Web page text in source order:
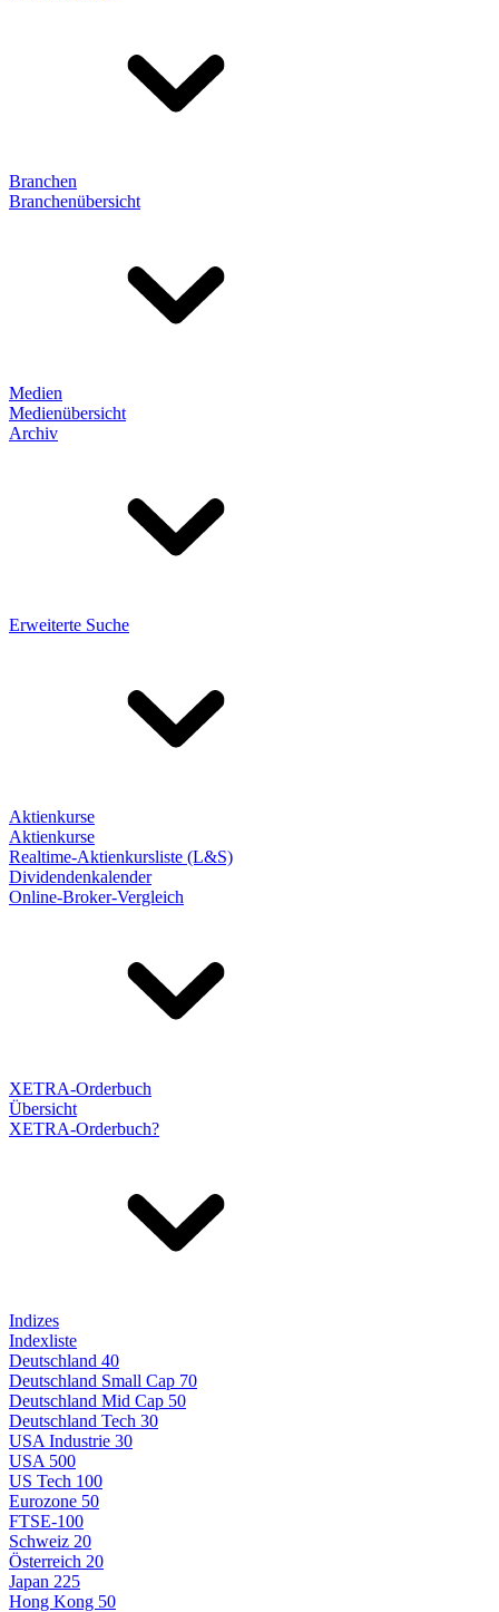
Branchen
Branchenübersicht
Medien
Medienübersicht
Archiv
Erweiterte Suche
Aktienkurse
Aktienkurse
Realtime-Aktienkursliste (L&S)
Dividendenkalender
Online-Broker-Vergleich
XETRA-Orderbuch
Übersicht
XETRA-Orderbuch?
Indizes
Indexliste
Deutschland 40
Deutschland Small Cap 70
Deutschland Mid Cap 50
Deutschland Tech 30
USA Industrie 30
USA 500
US Tech 100
Eurozone 50
FTSE-100
Schweiz 20
Österreich 20
Japan 225
Hong Kong 50